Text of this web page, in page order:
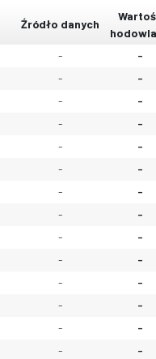
Źródło danych
- -
- -
- -
- -
- -
- -
- -
- -
- -
- -
- -
- -
- -
- -